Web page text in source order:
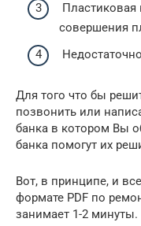
Пластиковая
совершения
Для того что бы
позвонить или
банка в котором Вы
банка помогут их
Вот, в принципе, и
формате PDF по
занимает 1-2 минуты.